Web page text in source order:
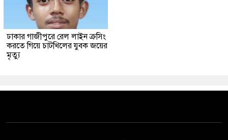
ঢাকার গাজীপুরে রেল লাইন ক্রসিং
করতে গিয়ে চাটখিলের যুবক জয়ের
মৃত্যু